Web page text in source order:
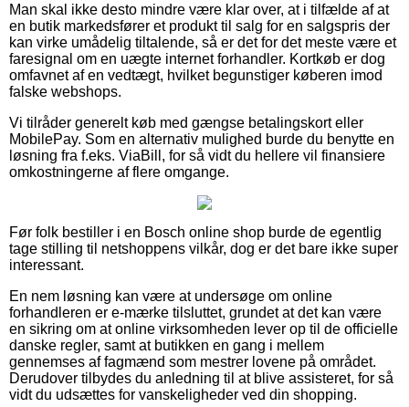
Man skal ikke desto mindre være klar over, at i tilfælde af at
en butik markedsfører et produkt til salg for en salgspris der
kan virke umådelig tiltalende, så er det for det meste være et
faresignal om en uægte internet forhandler. Kortkøb er dog
omfavnet af en vedtægt, hvilket begunstiger køberen imod
falske webshops.
Vi tilråder generelt køb med gængse betalingskort eller
MobilePay. Som en alternativ mulighed burde du benytte en
løsning fra f.eks. ViaBill, for så vidt du hellere vil finansiere
omkostningerne af flere omgange.
Før folk bestiller i en Bosch online shop burde de egentlig
tage stilling til netshoppens vilkår, dog er det bare ikke super
interessant.
En nem løsning kan være at undersøge om online
forhandleren er e-mærke tilsluttet, grundet at det kan være
en sikring om at online virksomheden lever op til de officielle
danske regler, samt at butikken en gang i mellem
gennemses af fagmænd som mestrer lovene på området.
Derudover tilbydes du anledning til at blive assisteret, for så
vidt du udsættes for vanskeligheder ved din shopping.